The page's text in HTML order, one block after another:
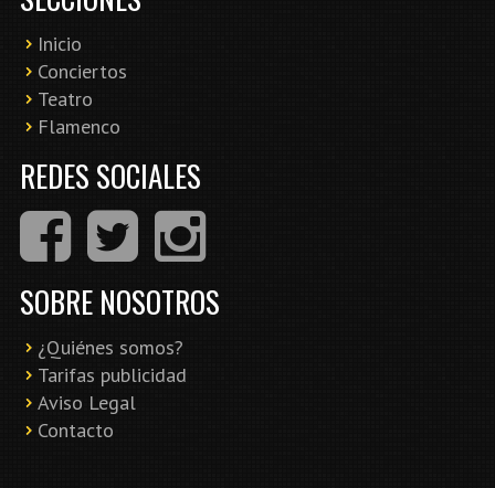
Inicio
Conciertos
Teatro
Flamenco
REDES SOCIALES
SOBRE NOSOTROS
¿Quiénes somos?
Tarifas publicidad
Aviso Legal
Contacto